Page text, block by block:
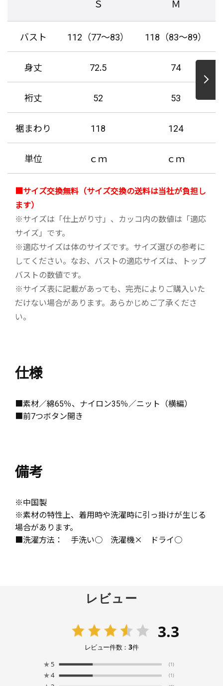
Ｓ Ｍ
バスト 112（77～83） 118（83～89）
身丈 72.5 74
裄丈 52 53
裾まわり 118 124
単位 ｃｍ ｃｍ
■サイズ交換無料（サイズ交換の送料は当社が負担し
ます）
※サイズは「仕上がり寸」、カッコ内の数値は「適応
サイズ」です。
※適応サイズは体のサイズです。サイズ選びの参考に
してください。なお、バストの適応サイズは、トップ
バストの数値です。
※サイズ表に記載があっても、完売によりご購入いた
だけない場合があります。あらかじめご了承くださ
い。
仕様
■素材／綿65％、ナイロン35％／ニット（横編）
■前7つボタン開き
備考
※中国製
※素材の特性上、着用時や洗濯時に引っ掛けが生じる
場合があります。
■洗濯方法： 手洗い○ 洗濯機× ドライ○
レビュー
3.3
レビュー件数： 3件
★ 5 (1)
★4 (1)